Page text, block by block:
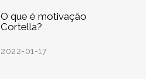
O que é motivação
Cortella?
2022-01-17